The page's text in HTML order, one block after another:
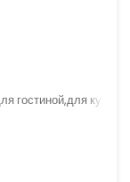
гостиной,для кухни